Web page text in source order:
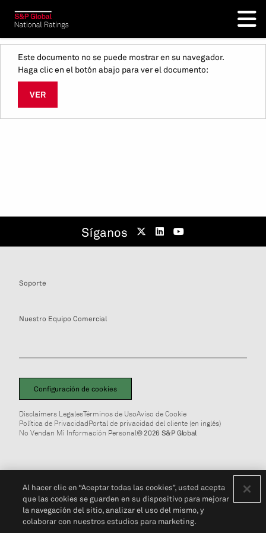
Este documento no se puede mostrar en su navegador.
Haga clic en el botón abajo para ver el documento:
VER
Síganos
Soporte
Nuestro Equipo Comercial
Configuración de cookies
Disclaimers LegalesTérminos de UsoAviso de Cookie
Política de PrivacidadPortal de privacidad del cliente (en inglés)
No Vendan Mi Información Personal© 2026 S&P Global
Al hacer clic en “Aceptar todas las cookies”, usted acepta
que las cookies se guarden en su dispositivo para mejorar
la navegación del sitio, analizar el uso del mismo, y
colaborar con nuestros estudios para marketing.